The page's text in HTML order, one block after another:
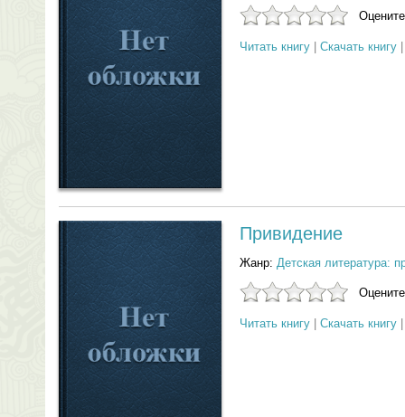
Читать книгу Скачать книгу
Привидение
Жанр: Детская литература:
Читать книгу Скачать книгу